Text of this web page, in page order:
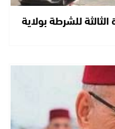
للشرطة بولاية